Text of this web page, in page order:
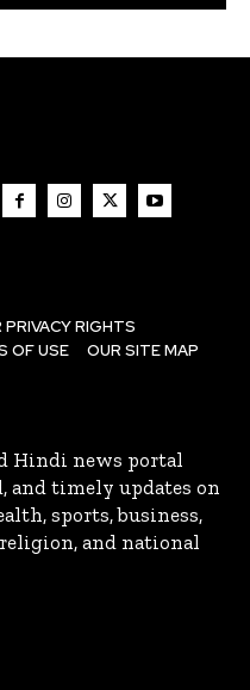
PRIVACY RIGHTS
OF USE OUR SITE MAP
Hindi news portal
and timely updates on
sports, business,
and national